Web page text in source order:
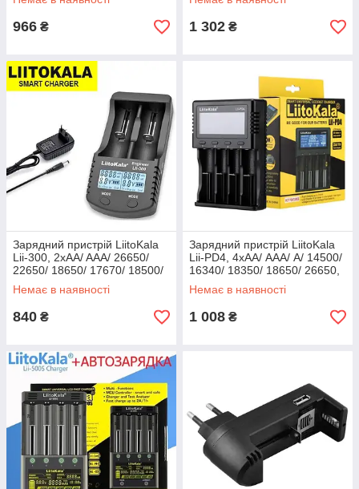
966 ₴ 1 302 ₴
Зарядний пристрій LiitoKala
Lii-300, 2хAA/ AAA/ 26650/
22650/ 18650/ 17670/ 18500/
18350/ 17500/ 17335/ 14500/
16340/ 10440
Немає в наявності
840 ₴
Зарядний пристрій LiitoKala
Lii-PD4, 4хАА/ ААА/ A/ 14500/
16340/ 18350/ 18650/ 26650,
LiFePO4, NiCd/NiMH
акумуляторів
Немає в наявності
1 008 ₴